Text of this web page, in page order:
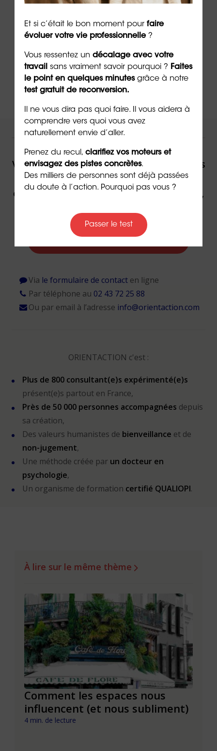
votre connaissance de soi
Découvrez les 5 raisons de faire un
bilan de
compétencesavec ORIENTACTION en vidéo
NOUS VOUS ACCOMPAGNONS !
Vous souhaitez être accompagné(e) dans
votre reconversion ou dans votre
évolution professionnelle par un expert,
Via le formulaire de contacten ligne
Par téléphone au 02 43 72 25 88
Ou par email à l’adresse info@orientaction.com
ORIENTACTION c'est :
Plus de 800 consultant(e)s expérimenté(e)s
présent(e)s partout en France,
Près de 50 000 personnes accompagnées depuis
sa création,
Des valeurs humanistes de bienveillance et de
non-jugement,
Une méthode créée par un docteur en
psychologie,
Un organisme de formation certifié QUALIOPI.
À lire sur le même thème
Comment les espaces nous
influencent (et nous subliment)
4 min. de lecture
Et si c’était le bon moment pour faire
évoluer votre vie professionnelle?
Vous ressentez un décalage avec votre
travail sans vraiment savoir pourquoi ? Faites
le point en quelques minutesgrâce à notre
test gratuit de reconversion.
Il ne vous dira pas quoi faire. Il vous aidera à
comprendre vers quoi vous avez
naturellement envie d’aller.
Prenez du recul, clarifiez vos moteurs et
envisagez des pistes concrètes.
Des milliers de personnes sont déjà passées
du doute à l’action. Pourquoi pas vous ?
Passer le test